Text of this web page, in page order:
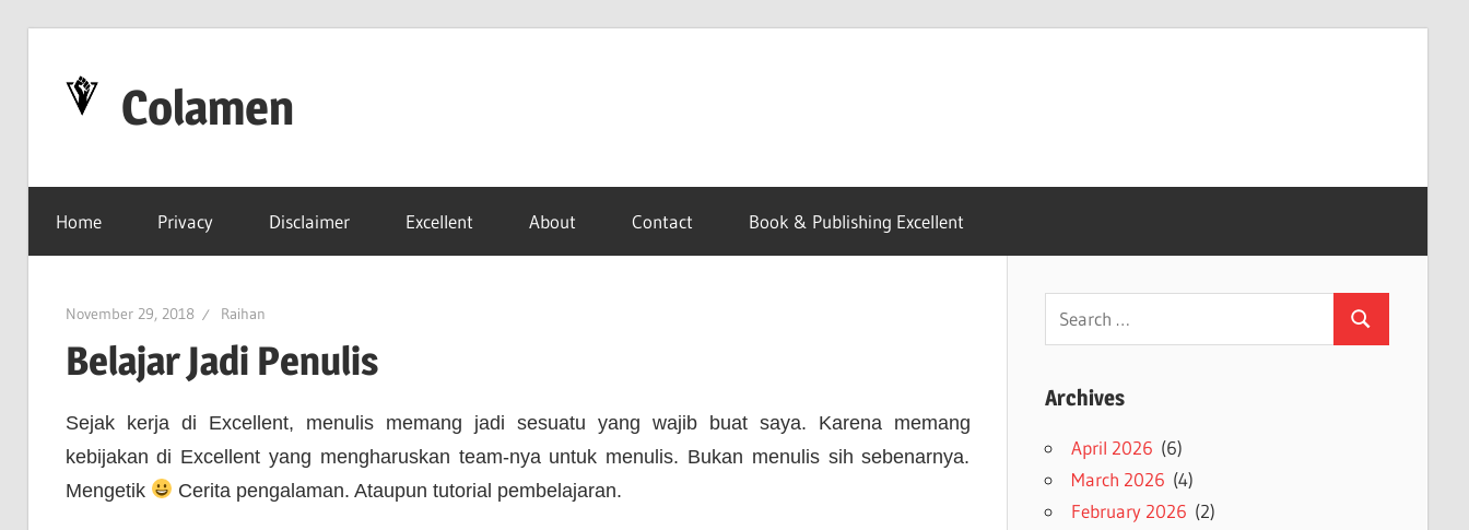
content
Colamen
Lebih
Baik
Home Privacy Disclaimer Excellent About Contact Book & Publishing Excellent
November 29, 2018 Raihan
Belajar Jadi Penulis
Sejak kerja di Excellent, menulis memang jadi sesuatu yang wajib buat saya. Karena memang
kebijakan di Excellent yang mengharuskan team-nya untuk menulis. Bukan menulis sih sebenarnya.
Mengetik
Cerita pengalaman. Ataupun tutorial pembelajaran.
Search
for:
Search
Archives
April 2026 (6)
March 2026 (4)
February 2026 (2)